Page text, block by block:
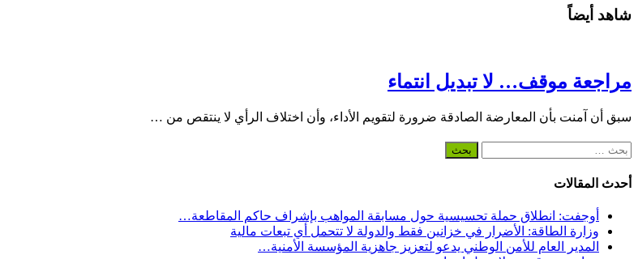
شاهد أيضاً
مراجعة موقف… لا تبديل انتماء
سبق أن آمنت بأن المعارضة الصادقة ضرورة لتقويم الأداء، وأن اختلاف الرأي لا ينتقص من …
البحث
أحدث المقالات
أوجفت: انطلاق حملة تحسيسية حول مسابقة المواهب بإشراف حاكم المقاطعة…
وزارة الطاقة: الأضرار في خزانين فقط والدولة لا تتحمل أي تبعات مالية
المدير العام للأمن الوطني يدعو لتعزيز جاهزية المؤسسة الأمنية…